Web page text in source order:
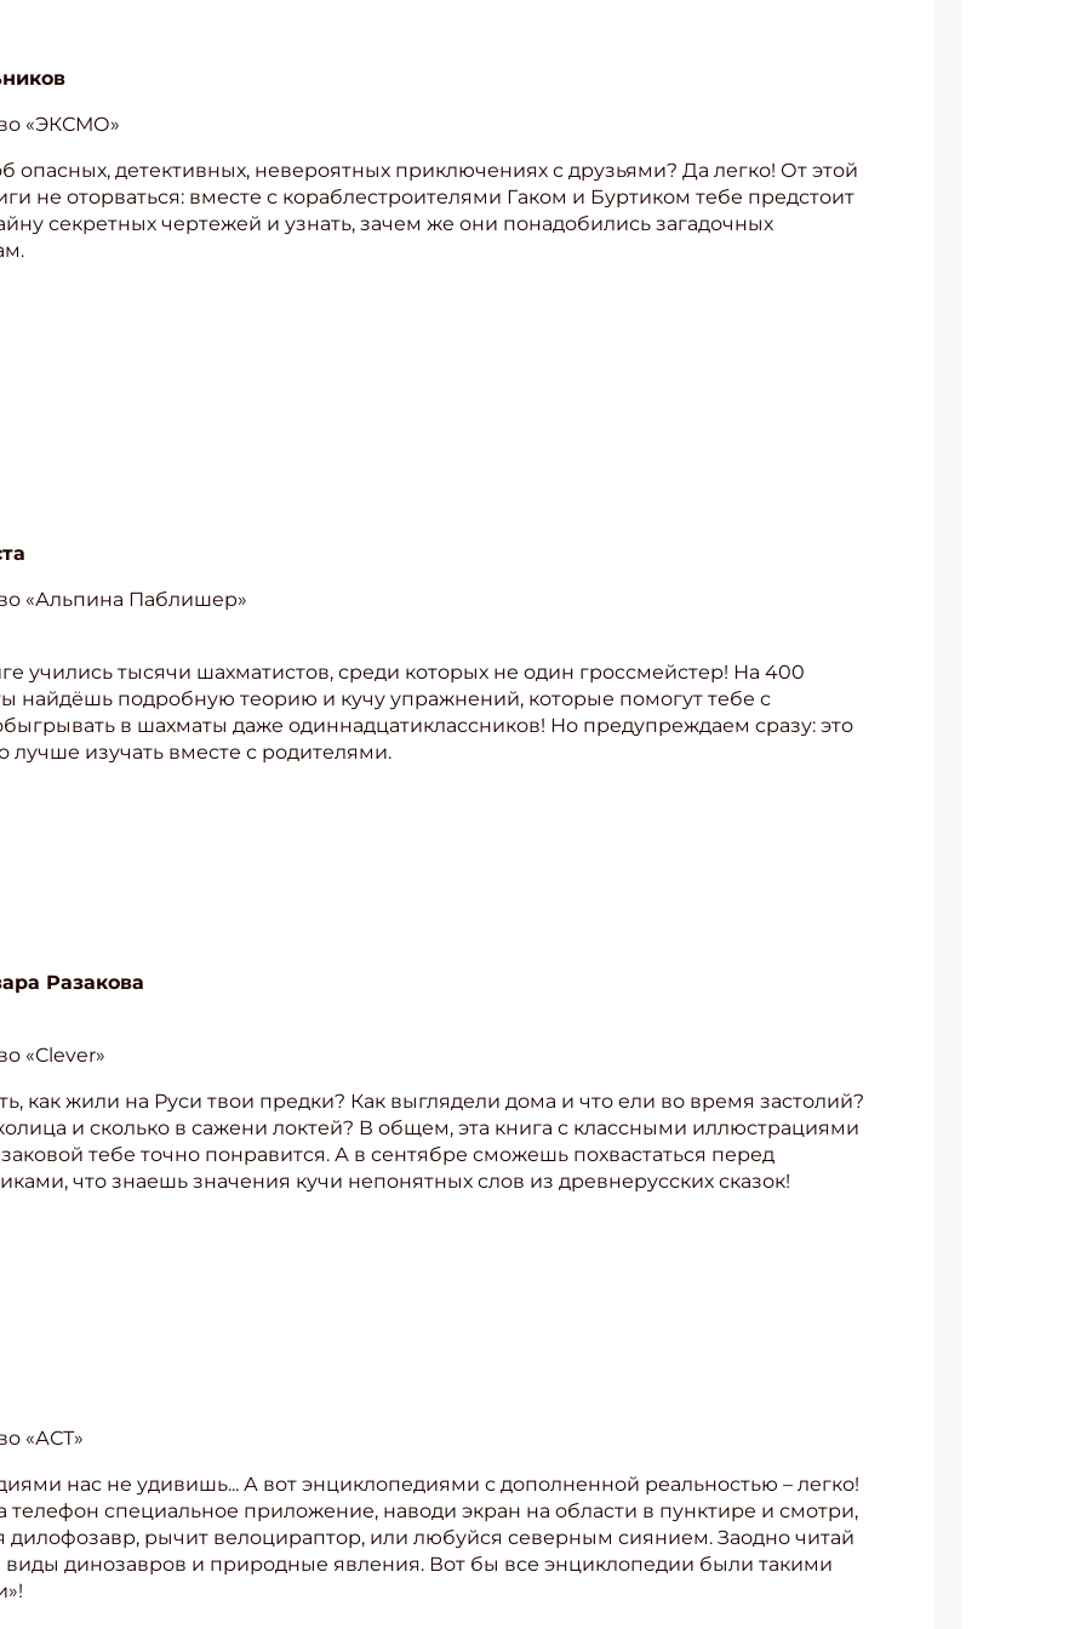
«ЭКСМО»
опасных, детективных, невероятных приключениях с друзьями? Да легко! От этой
не оторваться: вместе с кораблестроителями Гаком и Буртиком тебе предстоит
секретных чертежей и узнать, зачем же они понадобились загадочных
«Альпина Паблишер»
учились тысячи шахматистов, среди которых не один гроссмейстер! На 400
найдёшь подробную теорию и кучу упражнений, которые помогут тебе с
в шахматы даже одиннадцатиклассников! Но предупреждаем сразу: это
лучше изучать вместе с родителями.
Разакова
«Clever»
как жили на Руси твои предки? Как выглядели дома и что ели во время застолий?
и сколько в сажени локтей? В общем, эта книга с классными иллюстрациями
тебе точно понравится. А в сентябре сможешь похвастаться перед
что знаешь значения кучи непонятных слов из древнерусских сказок!
«АСТ»
нас не удивишь... А вот энциклопедиями с дополненной реальностью – легко!
телефон специальное приложение, наводи экран на области в пунктире и смотри,
дилофозавр, рычит велоцираптор, или любуйся северным сиянием. Заодно читай
динозавров и природные явления. Вот бы все энциклопедии были такими
на рассылку
электронный "Классный журнал" в подарок!
имя